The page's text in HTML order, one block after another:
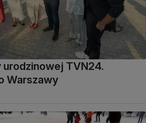
urodzinowej TVN24.
Warszawy